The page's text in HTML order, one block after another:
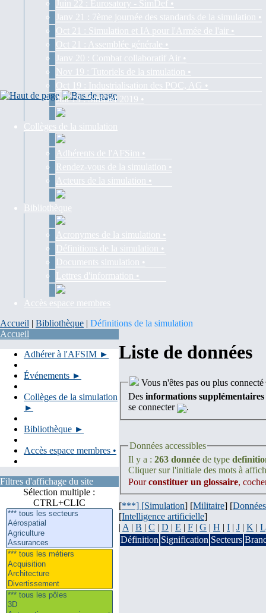
Juin 22 : Eurosatory - SimDef •
Janv 21 : 7ème journée des standards de la simulation •
Oct 21 : Simulation et IA pour l'Armée de l'air •
Oct 21 : Assemblée générale •
Janv 20 : Combat collaboratif Air •
Nov 19 : Tutoriels de la simulation •
Oct 19 : Industrialisation des POC, AG •
Juil 19 : SimDef 2019 •
Collèges de la simulation
Adhérents de l'AFSim •
Rendez-vous de la simulation •
Acteurs de la simulation •
Bibliothèque
Acronymes de la simulation •
Définitions de la simulation •
Documents simulation •
Lettres d'information •
Accès espace membres
Accueil | Bibliothèque | Définitions de la simulation
Accueil
Adhérer à l'AFSIM ►
Événements ►
Collèges de la simulation
►
Bibliothèque ►
Accès espace membres •
Filtres d'affichage du site
Sélection multiple :
CTRL+CLIC
Liste de données
Vous n'êtes pas ou plus connecté
Des informations supplémentaires
se connecter
.
Données accessibles
Il y a : 263 donnée de type
Cliquer sur l'initiale des mots à
Pourconstituer un glossaire,
[***] [Simulation] [Militaire] [Données
[Intelligence artificielle]
| A | B | C | D | E | F | G | H | I | J | K | L
Définition Signification Secteurs